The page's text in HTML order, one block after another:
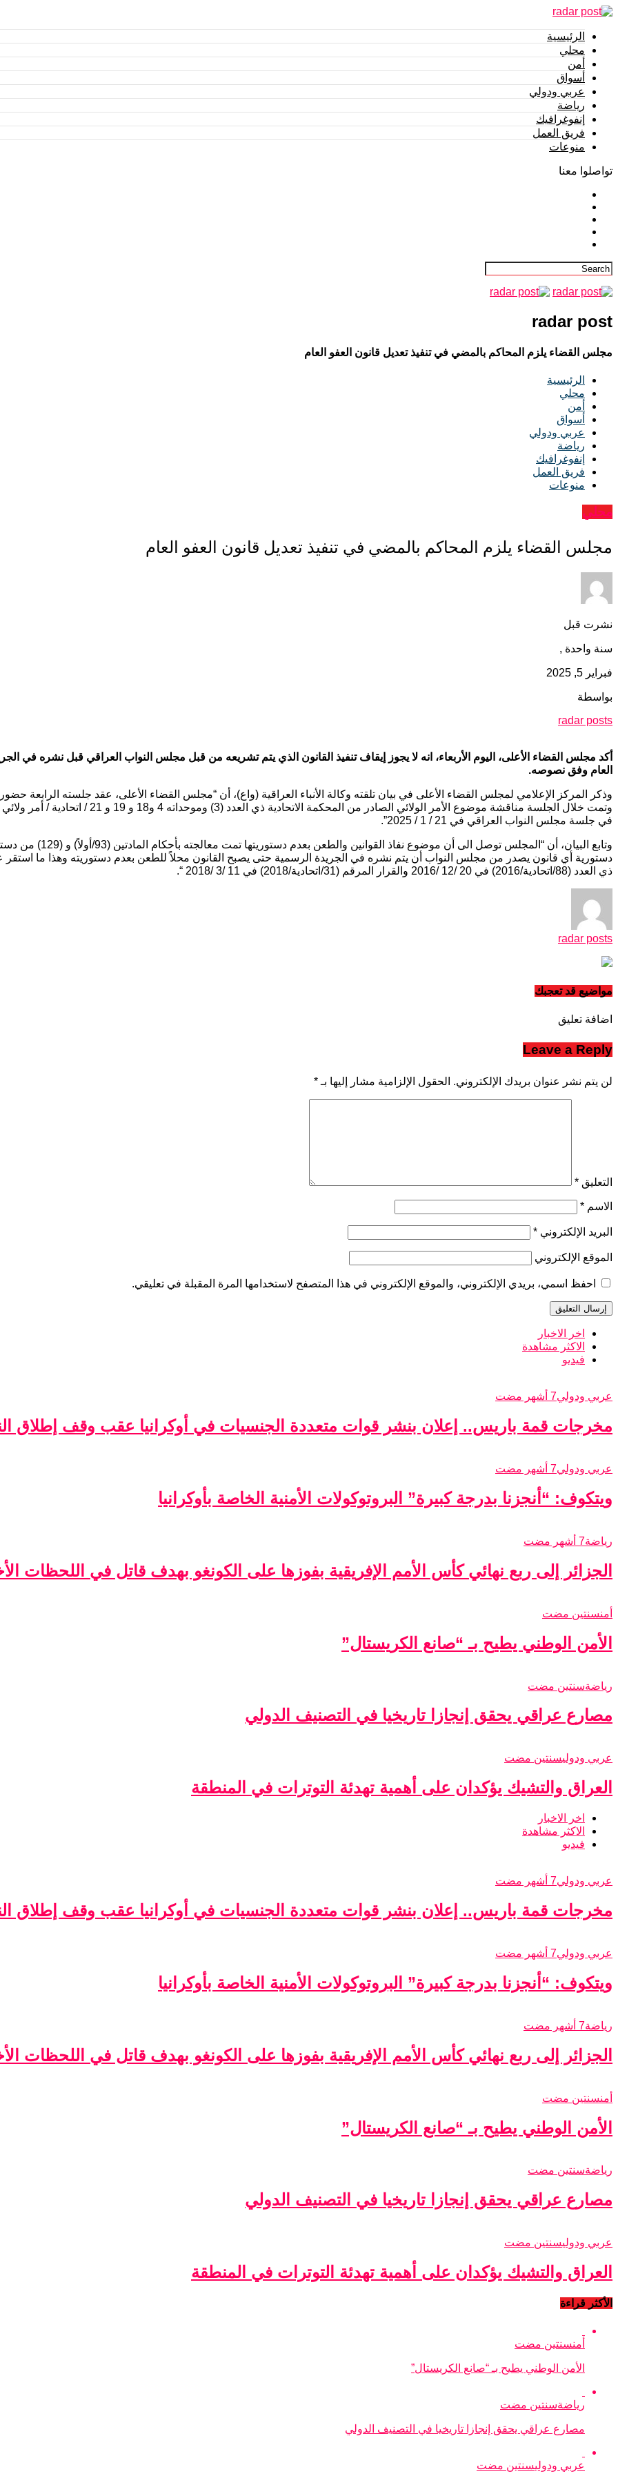
الرئيسية
محلي
أمن
أسواق
عربي ودولي
رياضة
إنفوغرافيك
فريق العمل
منوعات
تواصلوا معنا
radar post
مجلس القضاء يلزم المحاكم بالمضي في تنفيذ تعديل قانون العفو العام
الرئيسية
محلي
أمن
أسواق
عربي ودولي
رياضة
إنفوغرافيك
فريق العمل
منوعات
محلي
مجلس القضاء يلزم المحاكم بالمضي في تنفيذ تعديل قانون العفو العام
نشرت قبل
سنة واحدة ,
فبراير 5, 2025
بواسطة
radar posts
أكد مجلس القضاء الأعلى، اليوم الأربعاء، انه لا يجوز إيقاف تنفيذ القانون الذي يتم تشريعه من قبل مجلس النواب العراقي قبل نشره في
العام وفق نصوصه.
وذكر المركز الإعلامي لمجلس القضاء الأعلى في بيان تلقته وكالة الأنباء العراقية (واع)، أن “مجلس القضاء الأعلى، عقد جلسته الرابعة
في جلسة مجلس النواب العراقي في 21 / 1 / 2025”.
دستورية أي قانون يصدر من مجلس النواب أن يتم نشره في الجريدة الرسمية حتى يصبح القانون محلاً للطعن بعدم دستوريته وهذا ما استقر
ذي العدد (88/اتحادية/2016) في 20 /12 /2016 والقرار المرقم (31/اتحادية/2018) في 11 /3 /2018 “.
radar posts
مواضيع قد تعجبك
اضافة تعليق
Leave a Reply
لن يتم نشر عنوان بريدك الإلكتروني. الحقول الإلزامية مشار إليها بـ *
التعليق *
الاسم *
البريد الإلكتروني *
الموقع الإلكتروني
احفظ اسمي، بريدي الإلكتروني، والموقع الإلكتروني في هذا المتصفح لاستخدامها المرة المقبلة في تعليقي.
اخر الاخبار
الاكثر مشاهدة
فيديو
عربي ودولي7 أشهر مضت
مخرجات قمة باريس.. إعلان بنشر قوات متعددة الجنسيات في أوكرانيا عقب وقف إطلاق
عربي ودولي7 أشهر مضت
ويتكوف: “أنجزنا بدرجة كبيرة” البروتوكولات الأمنية الخاصة بأوكرانيا
رياضة7 أشهر مضت
الجزائر إلى ربع نهائي كأس الأمم الإفريقية بفوزها على الكونغو بهدف قاتل في اللحظات
أمنسنتين مضت
الأمن الوطني يطيح بـ “صانع الكريستال”
رياضةسنتين مضت
مصارع عراقي يحقق إنجازا تاريخيا في التصنيف الدولي
عربي ودوليسنتين مضت
العراق والتشيك يؤكدان على أهمية تهدئة التوترات في المنطقة
اخر الاخبار
الاكثر مشاهدة
فيديو
عربي ودولي7 أشهر مضت
مخرجات قمة باريس.. إعلان بنشر قوات متعددة الجنسيات في أوكرانيا عقب وقف إطلاق
عربي ودولي7 أشهر مضت
ويتكوف: “أنجزنا بدرجة كبيرة” البروتوكولات الأمنية الخاصة بأوكرانيا
رياضة7 أشهر مضت
الجزائر إلى ربع نهائي كأس الأمم الإفريقية بفوزها على الكونغو بهدف قاتل في اللحظات
أمنسنتين مضت
الأمن الوطني يطيح بـ “صانع الكريستال”
رياضةسنتين مضت
مصارع عراقي يحقق إنجازا تاريخيا في التصنيف الدولي
عربي ودوليسنتين مضت
العراق والتشيك يؤكدان على أهمية تهدئة التوترات في المنطقة
الأكثر قراءة
أمنسنتين مضت
الأمن الوطني يطيح بـ “صانع الكريستال”
رياضةسنتين مضت
مصارع عراقي يحقق إنجازا تاريخيا في التصنيف الدولي
عربي ودوليسنتين مضت